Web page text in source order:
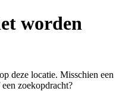
worden
deze locatie. Misschien een
zoekopdracht?